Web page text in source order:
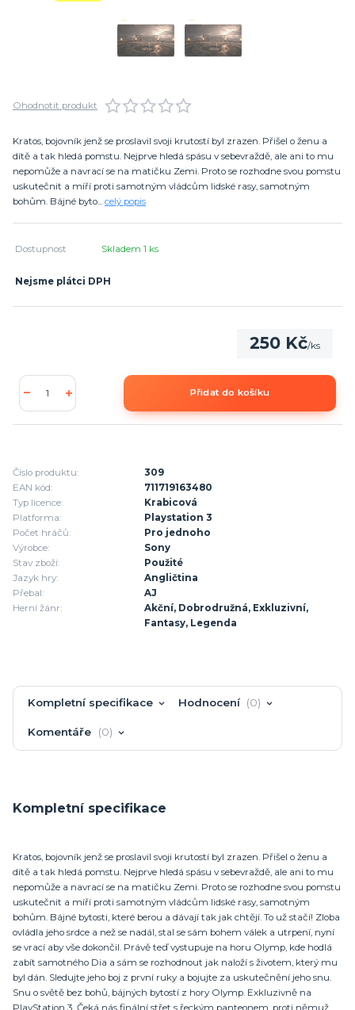
Ohodnotit produkt
Kratos, bojovník jenž se proslavil svoji krutostí byl zrazen. Přišel o ženu a
dítě a tak hledá pomstu. Nejprve hledá spásu v sebevraždě, ale ani to mu
nepomůže a navrací se na matičku Zemi. Proto se rozhodne svou pomstu
uskutečnit a míří proti samotným vládcům lidské rasy, samotným
bohům. Bájné byto... celý popis
Dostupnost Skladem 1 ks
Nejsme plátci DPH
250 Kč/ks
Přidat do košíku
Číslo produktu:
309
EAN kód:
711719163480
Typ licence:
Krabicová
Platforma:
Playstation 3
Počet hráčů:
Pro jednoho
Výrobce:
Sony
Stav zboží:
Použité
Jazyk hry:
Angličtina
Přebal:
AJ
Herní žánr:
Akční, Dobrodružná, Exkluzivní,
Fantasy, Legenda
Kompletní specifikace Hodnocení 0
Komentáře 0
Kompletní specifikace
Kratos, bojovník jenž se proslavil svoji krutostí byl zrazen. Přišel o ženu a
dítě a tak hledá pomstu. Nejprve hledá spásu v sebevraždě, ale ani to mu
nepomůže a navrací se na matičku Zemi. Proto se rozhodne svou pomstu
uskutečnit a míří proti samotným vládcům lidské rasy, samotným
bohům. Bájné bytosti, které berou a dávají tak jak chtějí. To už stačí! Zloba
ovládla jeho srdce a než se nadál, stal se sám bohem válek a utrpení, nyní
se vrací aby vše dokončil. Právě teď vystupuje na horu Olymp, kde hodlá
zabít samotného Dia a sám se rozhodnout jak naloží s životem, který mu
byl dán. Sledujte jeho boj z první ruky a bojujte za uskutečnění jeho snu.
Snu o světě bez bohů, bájných bytostí z hory Olymp. Exkluzivně na
PlayStation 3. Čeká nás finální střet s řeckým panteonem, proti němuž